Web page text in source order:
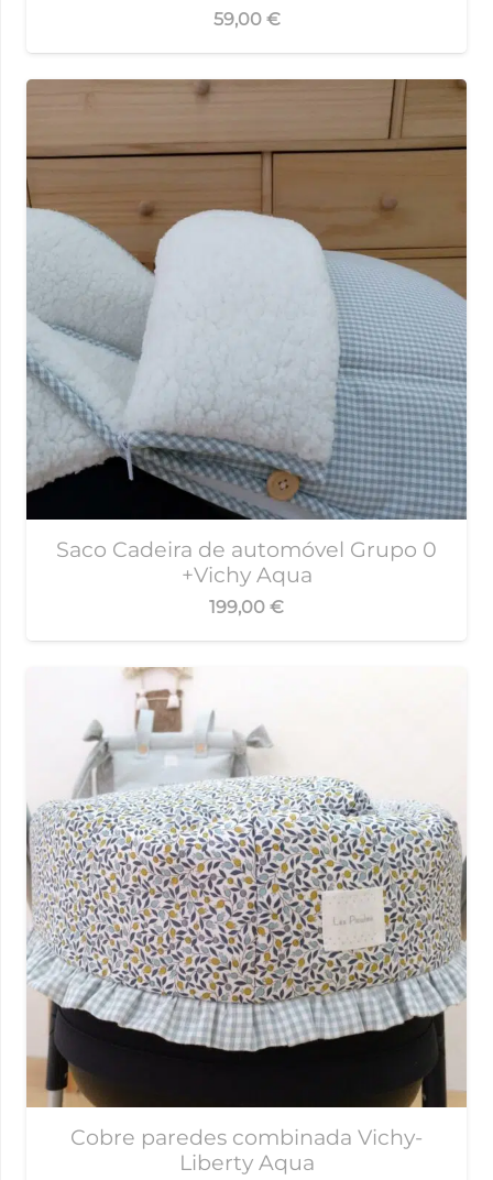
59,00 €
Saco Cadeira de automóvel Grupo 0
+Vichy Aqua
199,00 €
Cobre paredes combinada Vichy-
Liberty Aqua